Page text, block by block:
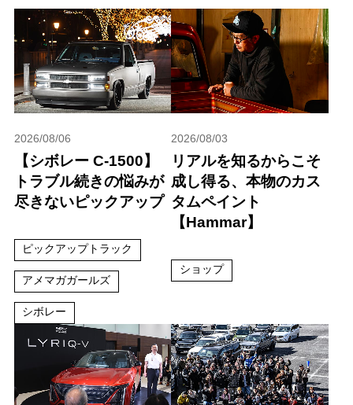
2026/08/06
【シボレー C-1500】
トラブル続きの悩みが
尽きないピックアップ
ピックアップトラック
アメマガガールズ
シボレー
2026/08/03
リアルを知るからこそ
成し得る、本物のカス
タムペイント
【Hammar】
ショップ